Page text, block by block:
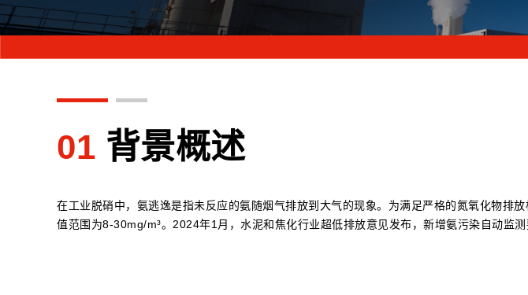
01 背景概述
在工业脱硝中，氨逃逸是指未反应的氨随烟气排放到大气的现象。为满足严格的氮氧化物排
值范围为8-30mg/m³。2024年1月，水泥和焦化行业超低排放意见发布，新增氨污染自动监